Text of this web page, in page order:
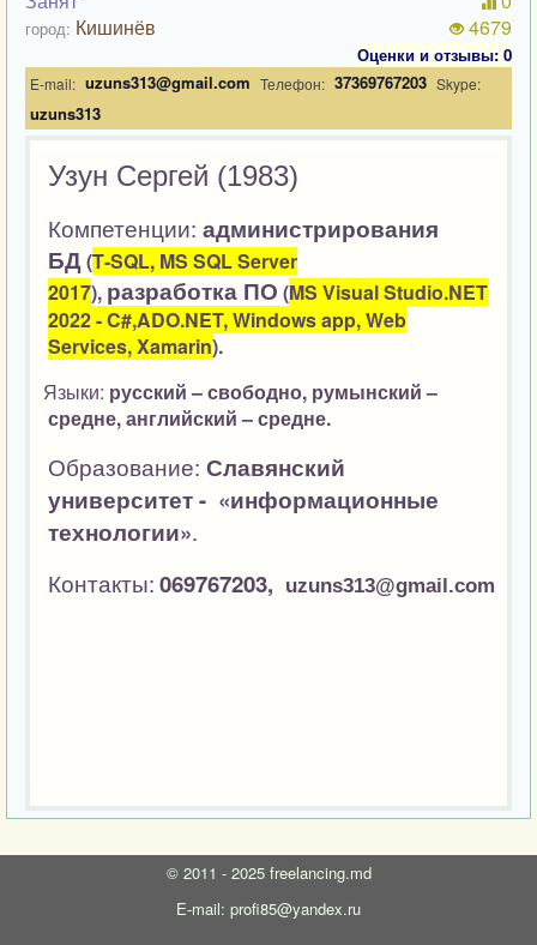
город: Кишинёв
4679
Оценки и отзывы: 0
E-mail: uzuns313@gmail.com Телефон: 37369767203 Skype:
uzuns313
Узун Сергей (1983)
Компетенции: администрирования
БД(T-SQL, MS SQLServer
2017), разработка ПО (MS Visual Studio.NET
2022 - C#,ADO.NET, Windows app, Web
Services, Xamarin).
Языки: русский – свободно, румынский –
средне, английский – средне.
Образование: Славянский
университет - «информационные
технологии».
Контакты:069767203, uzuns313@gmail.com
© 2011 - 2025 freelancing.md
E-mail: profi85@yandex.ru